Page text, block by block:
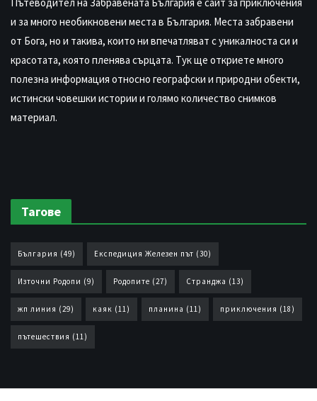
и за много необикновени места в България. Места забравени
от Бога, но и такива, които ни впечатляват с уникалноста си и
красотата, която пленява сърцата. Тук ще откриете много
полезна информация относно географски и природни обекти,
истински човешки истории и голямо количество снимков
материал.
Тагове
България (49) Експедиция Железен път (30)
Източни Родопи (9) Родопите (27) Странджа (13)
жп линия (29) каяк (11) планина (11) приключения (18)
пътешествия (11)